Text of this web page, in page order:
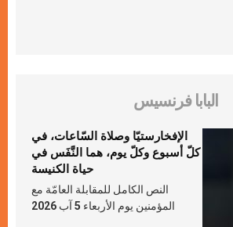
البابا فرنسيس
الإفخارستيّا وصلاة السّاعات، في
كلّ أسبوع وكلّ يوم، هما النَّفَس في
حياة الكنيسة
النص الكامل للمقابلة العامّة مع
المؤمنين يوم الأربعاء 5 آب 2026